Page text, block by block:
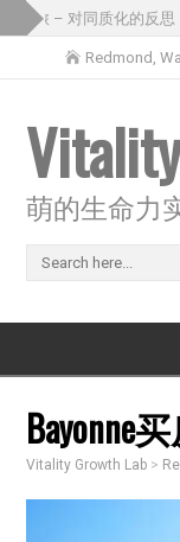
旅 – 对同质化的反思
Redmond,
萌的生命力
Bayonne
Vitality Growth Lab >